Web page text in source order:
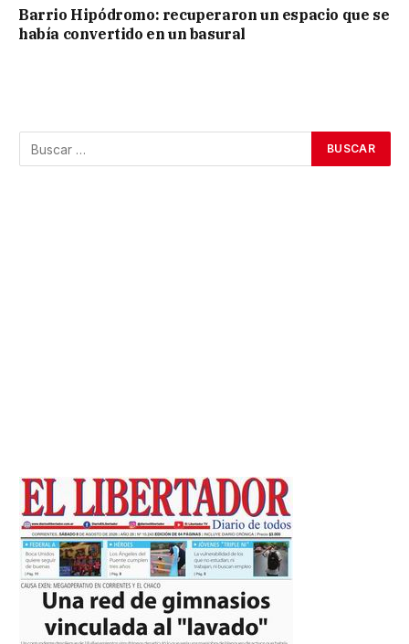
Barrio Hipódromo: recuperaron un espacio que se
había convertido en un basural